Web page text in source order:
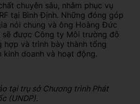
chuyên sâu, nhằm phục vụ
tại Bình Định. Những đóng góp
nói chung và ông Hoàng Đức
sẽ được Công ty Môi trường đô
hợp và trình bày thành tổng
kinh doanh và hoạt động.
tại trụ sở Chương trình Phát
(UNDP).